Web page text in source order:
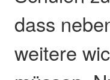
dass
weitere